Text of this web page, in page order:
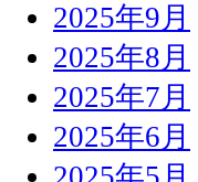
2025年9月
2025年8月
2025年7月
2025年6月